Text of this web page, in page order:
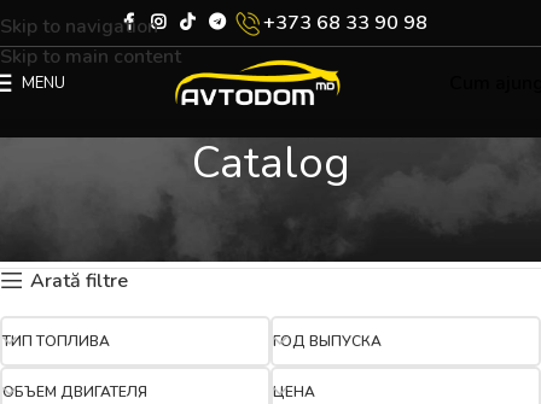
Skip to navigation
Skip to main content
+373 68 33 90 98
MENU
Catalog
Arată filtre
ТИП ТОПЛИВА ГОД ВЫПУСКА
ОБЪЕМ ДВИГАТЕЛЯ ЦЕНА